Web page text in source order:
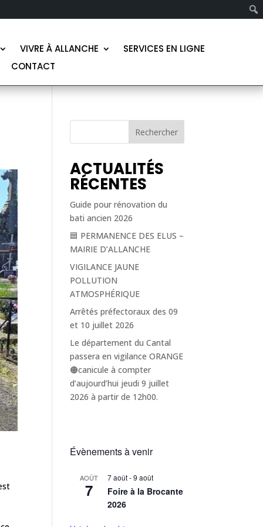
VIVRE À ALLANCHE
SERVICES EN LIGNE
CONTACT
Rechercher
ACTUALITÉS
RÉCENTES
Guide pour rénovation du
bati ancien 2026
🟦 PERMANENCE DES ELUS –
MAIRIE D’ALLANCHE
VIGILANCE JAUNE
POLLUTION
ATMOSPHÉRIQUE
Arrêtés préfectoraux des 09
et 10 juillet 2026
Le département du Cantal
passera en vigilance ORANGE
🟠canicule à compter
d’aujourd’hui jeudi 9 juillet
2026 à partir de 12h00.
Évènements à venir
AOÛT
7
7 août-9 août
Foire à la Brocante
2026